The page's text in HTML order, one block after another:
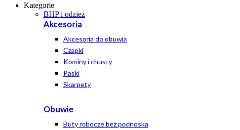
Kategorie
BHP i odzież
Akcesoria
Akcesoria do obuwia
Czapki
Kominy i chusty
Paski
Skarpety
Obuwie
Buty robocze bez podnoska